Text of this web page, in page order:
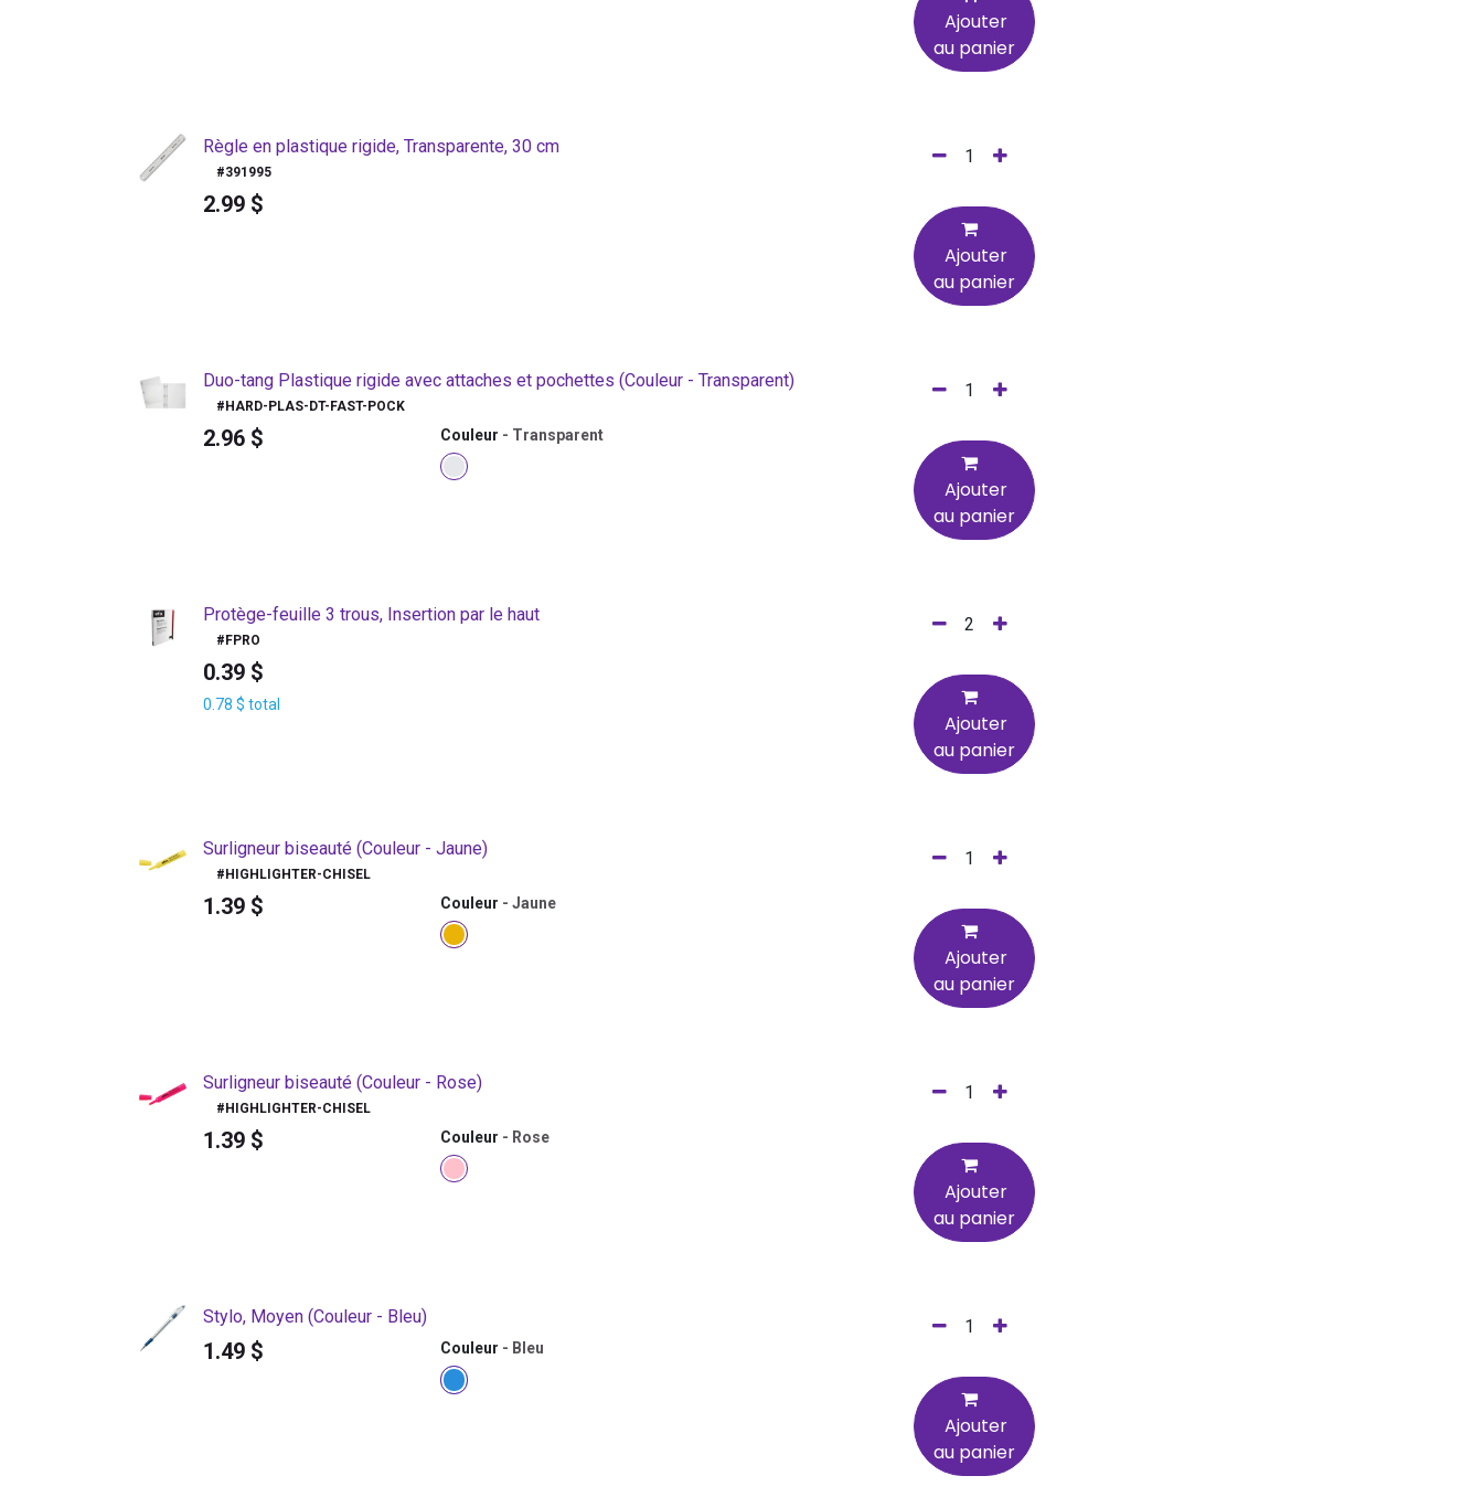
Ajouter
au panier
Règle en plastique rigide, Transparente, 30 cm
#391995
2.99 $
Ajouter
au panier
Duo-tang Plastique rigide avec attaches et pochettes (Couleur - Transparent)
#HARD-PLAS-DT-FAST-POCK
2.96 $ Couleur - Transparent
Ajouter
au panier
Protège-feuille 3 trous, Insertion par le haut
#FPRO
0.39 $
0.78 $ total
Ajouter
au panier
Surligneur biseauté (Couleur - Jaune)
#HIGHLIGHTER-CHISEL
1.39 $ Couleur - Jaune
Ajouter
au panier
Surligneur biseauté (Couleur - Rose)
#HIGHLIGHTER-CHISEL
1.39 $ Couleur - Rose
Ajouter
au panier
Stylo, Moyen (Couleur - Bleu)
1.49 $ Couleur - Bleu
Ajouter
au panier